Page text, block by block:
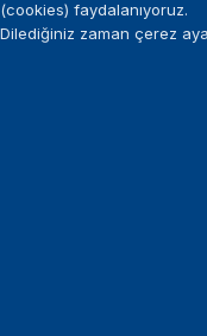
+90 212 875 29 94
(cookies) faydalanıyoruz.
Dilediğiniz zaman çerez